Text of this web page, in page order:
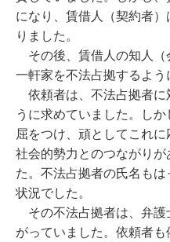
になり、賃借人（契約者
りました。
その後、賃借人の知人
一軒家を不法占拠するよう
依頼者は、不法占拠者に
うに求めていました。し
屈をつけ、頑としてこれ
社会的勢力とのつながり
た。不法占拠者の氏名も
状況でした。
その不法占拠者は、弁護
がっていました。依頼者